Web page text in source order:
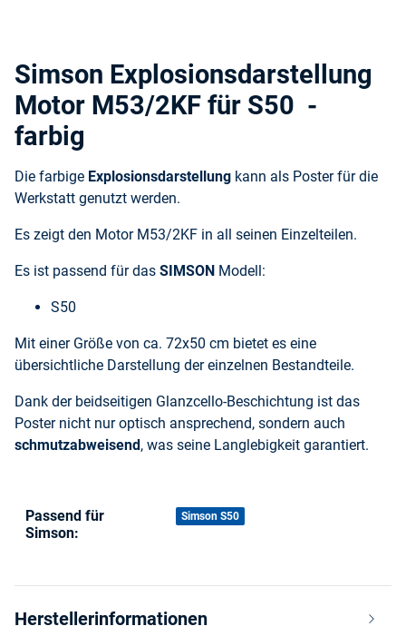
Simson Explosionsdarstellung
Motor M53/2KF für S50 -
farbig
Die farbige Explosionsdarstellung kann als Poster für die
Werkstatt genutzt werden.
Es zeigt den Motor M53/2KF in all seinen Einzelteilen.
Es ist passend für das SIMSON Modell:
S50
Mit einer Größe von ca. 72x50 cm bietet es eine
übersichtliche Darstellung der einzelnen Bestandteile.
Dank der beidseitigen Glanzcello-Beschichtung ist das
Poster nicht nur optisch ansprechend, sondern auch
schmutzabweisend , was seine Langlebigkeit garantiert.
Produkteigenschaft
Wert
Passend für
Simson:
Simson S50
Herstellerinformationen